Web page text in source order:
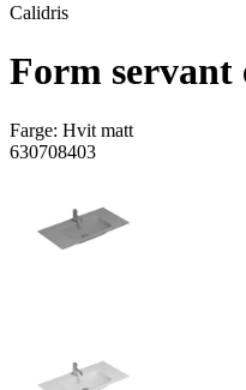
Calidris
Form servant
Farge: Hvit matt
630708403